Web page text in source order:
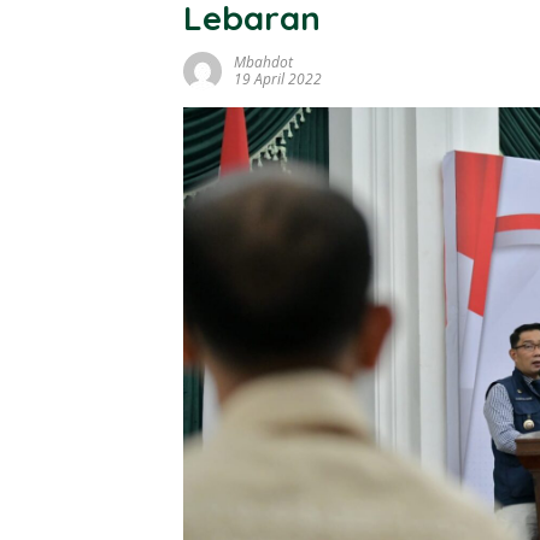
Lebaran
Mbahdot
19 April 2022